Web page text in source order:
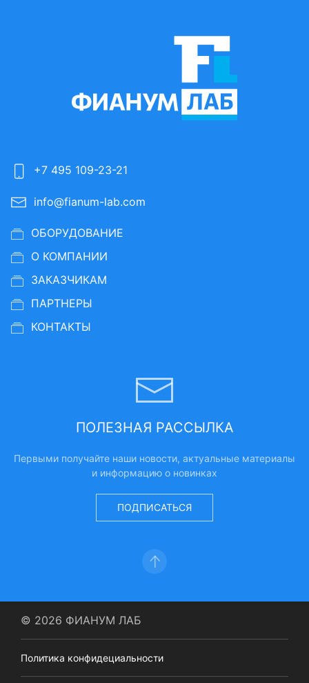
+7 495 109-23-21
info@fianum-lab.com
ОБОРУДОВАНИЕ
О КОМПАНИИ
ЗАКАЗЧИКАМ
ПАРТНЕРЫ
КОНТАКТЫ
ПОЛЕЗНАЯ РАССЫЛКА
Первыми получайте наши новости, актуальные материалы
и информацию о новинках
ПОДПИСАТЬСЯ
© 2026 ФИАНУМ ЛАБ
Политика конфидециальности